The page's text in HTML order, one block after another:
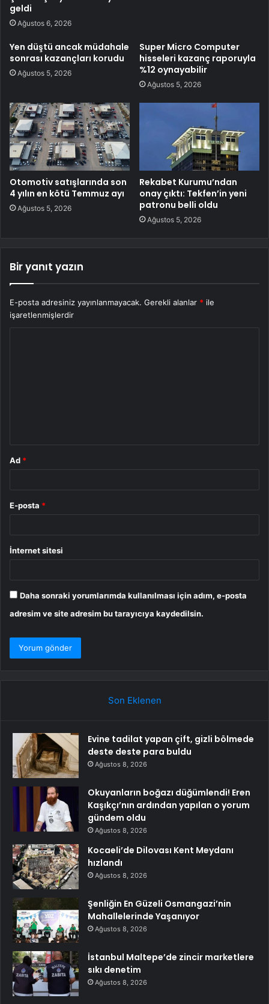
geldi
Ağustos 6, 2026
Yen düştü ancak müdahale
sonrası kazançları korudu
Ağustos 5, 2026
Super Micro Computer
hisseleri kazanç raporuyla
%12 oynayabilir
Ağustos 5, 2026
Otomotiv satışlarında son
4 yılın en kötü Temmuz ayı
Ağustos 5, 2026
Rekabet Kurumu’ndan
onay çıktı: Tekfen’in yeni
patronu belli oldu
Ağustos 5, 2026
Bir yanıt yazın
E-posta adresiniz yayınlanmayacak. Gerekli alanlar * ile
işaretlenmişlerdir
Ad *
E-posta *
İnternet sitesi
Daha sonraki yorumlarımda kullanılması için adım, e-posta
adresim ve site adresim bu tarayıcıya kaydedilsin.
Son Eklenen
Evine tadilat yapan çift, gizli bölmede
deste deste para buldu
Ağustos 8, 2026
Okuyanların boğazı düğümlendi! Eren
Kaşıkçı’nın ardından yapılan o yorum
gündem oldu
Ağustos 8, 2026
Kocaeli’de Dilovası Kent Meydanı
hızlandı
Ağustos 8, 2026
Şenliğin En Güzeli Osmangazi’nin
Mahallelerinde Yaşanıyor
Ağustos 8, 2026
İstanbul Maltepe’de zincir marketlere
sıkı denetim
Ağustos 8, 2026